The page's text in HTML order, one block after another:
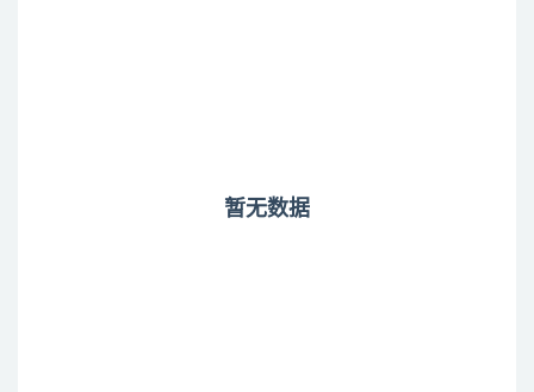
暂无数据